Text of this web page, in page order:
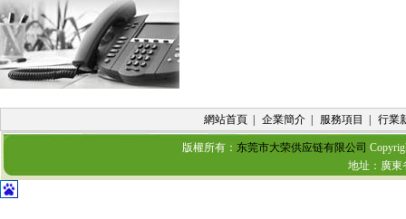
網站首頁 企業簡介 服務項目 行業
版權所有： 东莞市大荣供应链有限公司
地址：廣東